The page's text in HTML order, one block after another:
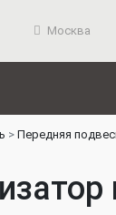
Москва
Передняя